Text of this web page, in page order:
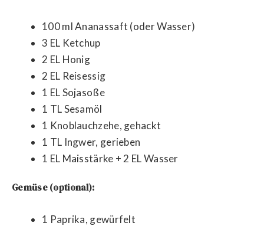
100 ml Ananassaft (oder Wasser)
3 EL Ketchup
2 EL Honig
2 EL Reisessig
1 EL Sojasoße
1 TL Sesamöl
1 Knoblauchzehe, gehackt
1 TL Ingwer, gerieben
1 EL Maisstärke + 2 EL Wasser
Gemüse (optional):
1 Paprika, gewürfelt